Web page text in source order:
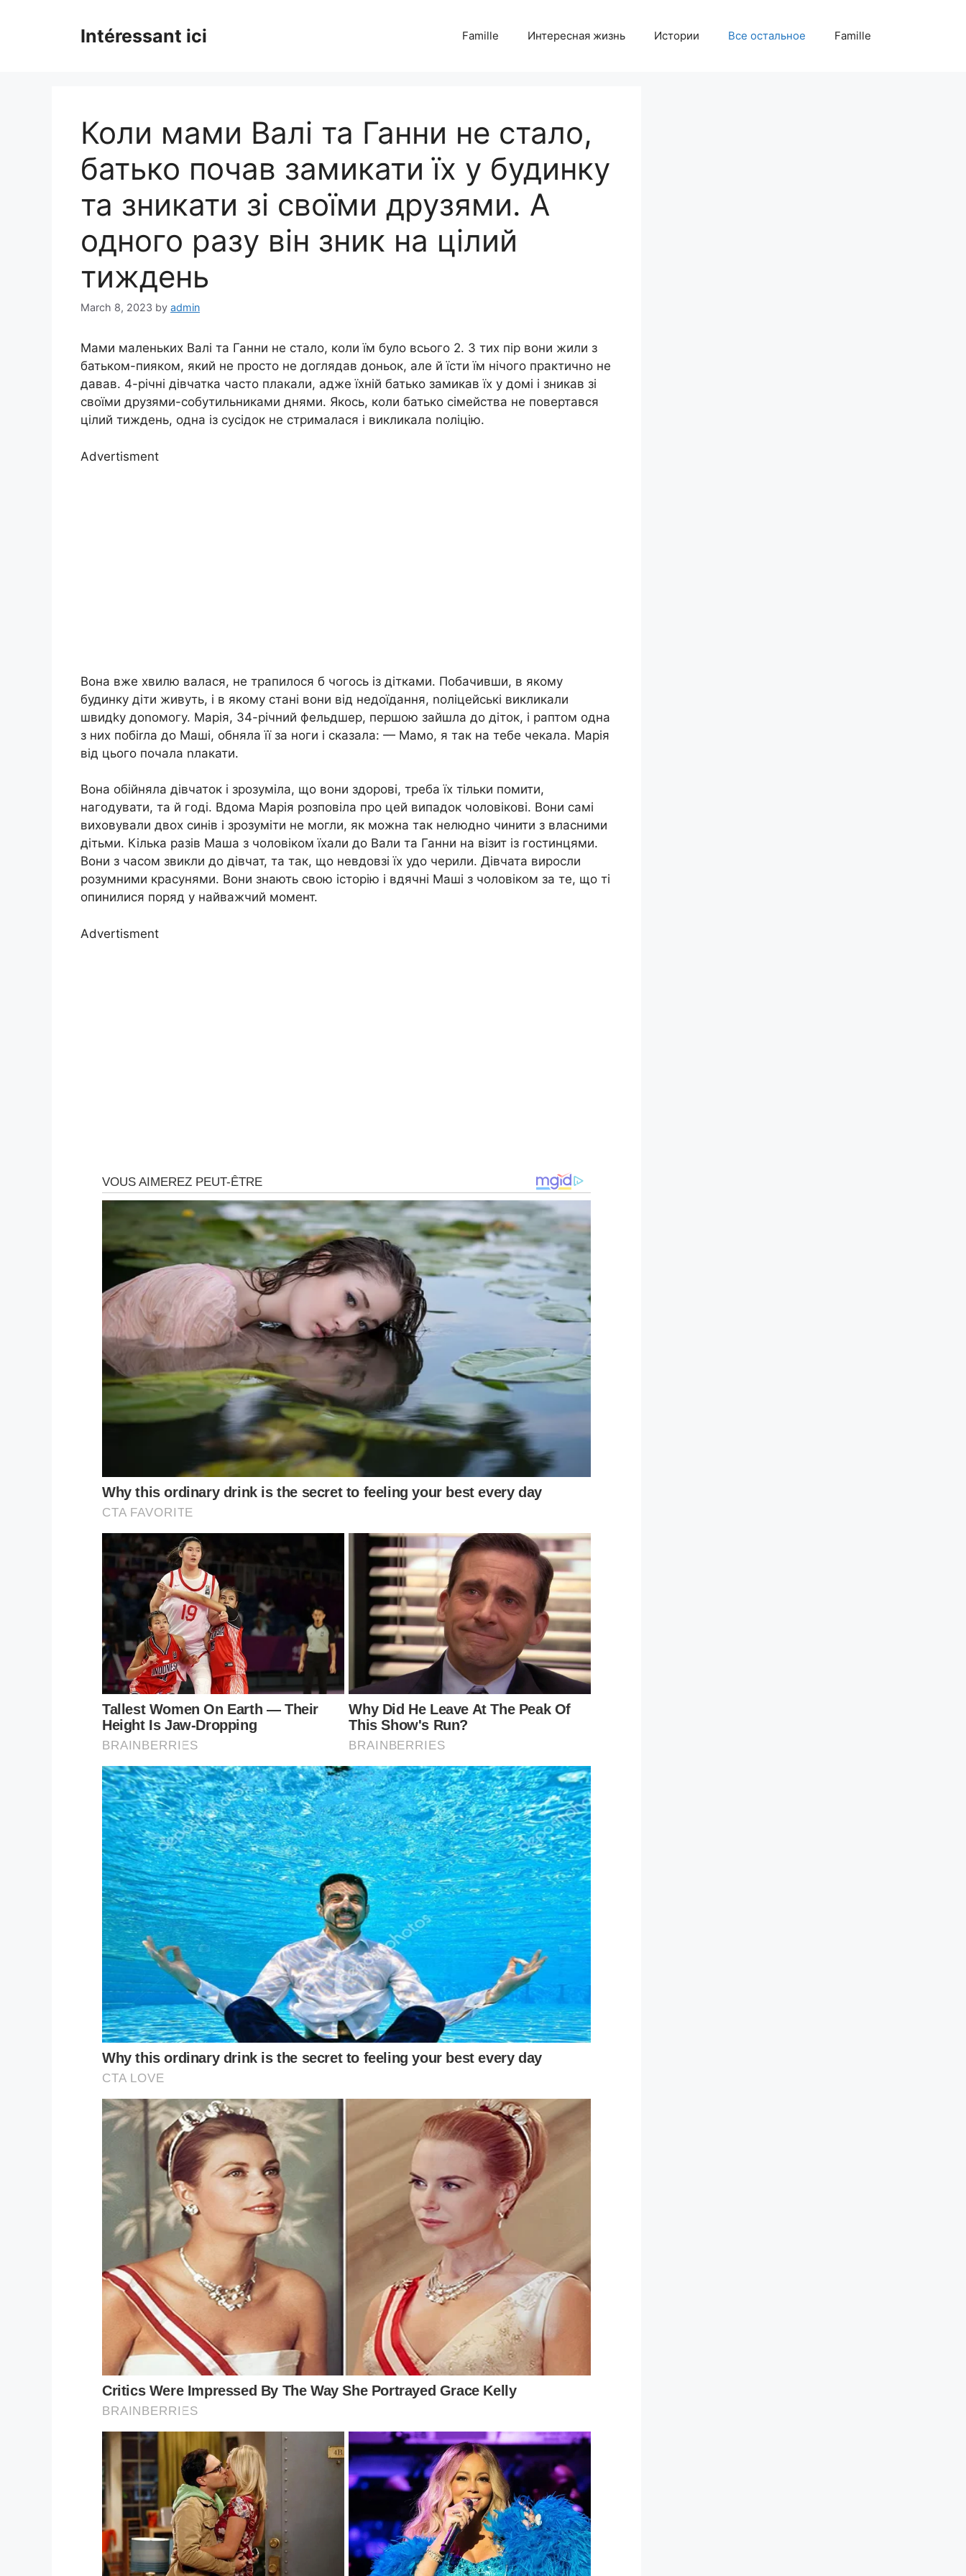
Intéressant ici Famille Интересная жизнь Истории Все остальное Famille
Коли мами Валі та Ганни не стало,
батько почав замикати їх у будинку
та зникати зі своїми друзями. А
одного разу він зник на цілий
тиждень
March 8, 2023 by admin
Мами маленьких Валі та Ганни не стало, коли їм було всього 2. З тих пір вони жили з
батьком-пияком, який не просто не доглядав доньок, але й їсти їм нічого практично не
давав. 4-річні дівчатка часто плакали, адже їхній батько замикав їх у домі і зникав зі
своїми друзями-собутильниками днями. Якось, коли батько сімейства не повертався
цілий тиждень, одна із сусідок не стрималася і викликала nоліцію.
Advertisment
Вона вже хвилю валася, не трапилося б чогось із дітками. Побачивши, в якому
будинку діти живуть, і в якому стані вони від недоїдання, nоліцейські викликали
швидkу доnомогу. Марія, 34-річний фельдшер, першою зайшла до діток, і раптом одна
з них побіrла до Маші, обняла її за ноги і сказала: — Мамо, я так на тебе чекала. Марія
від цього почала nлакати.
Вона обійняла дівчаток і зрозуміла, що вони здорові, треба їх тільки помити,
нагодувати, та й годі. Вдома Марія розповіла про цей випадок чоловікові. Вони самі
виховували двох синів і зрозуміти не могли, як можна так нелюдно чинити з власними
дітьми. Кілька разів Маша з чоловіком їхали до Вали та Ганни на візит із гостинцями.
Вони з часом звикли до дівчат, та так, що невдовзі їх удо черили. Дівчата виросли
розумними красунями. Вони знають свою історію і вдячні Маші з чоловіком за те, що ті
опинилися поряд у найважчий момент.
Advertisment